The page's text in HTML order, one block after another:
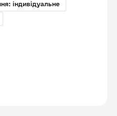
індивідуальне